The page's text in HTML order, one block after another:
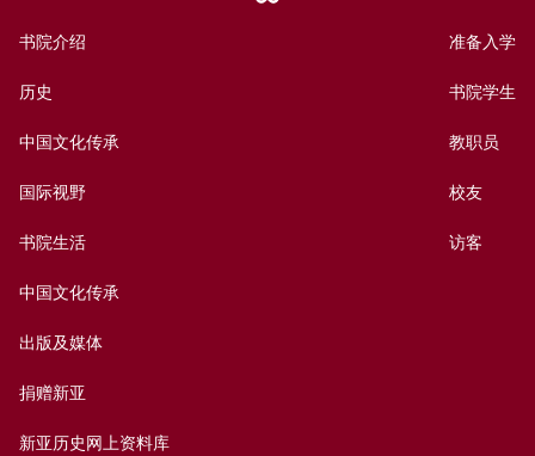
书院介绍
历史
中国文化传承
国际视野
书院生活
中国文化传承
出版及媒体
捐赠新亚
新亚历史网上资料库
准备入学
书院学生
教职员
校友
访客